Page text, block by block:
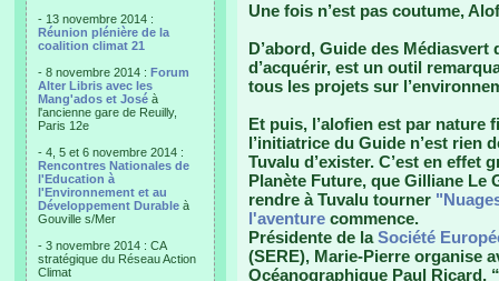
- 13 novembre 2014 :
Réunion plénière de la
coalition climat 21
- 8 novembre 2014 : Forum
Alter Libris avec les
Mang'ados et José à
l'ancienne gare de Reuilly,
Paris 12e
- 4, 5 et 6 novembre 2014 :
Rencontres Nationales de
l'Education à
l'Environnement et au
Développement Durable à
Gouville s/Mer
- 3 novembre 2014 : CA
stratégique du Réseau Action
Climat
Une fois n’est pas coutume,
D’abord, Guide des Médiasvert
d’acquérir, est un outil
tous les projets sur
Et puis, l’alofien est par nature
l’initiatrice du Guide n’est rien
Tuvalu d’exister. C’est en effet
Planète Future, que Gilliane
rendre à Tuvalu tourner
l'aventure commence.
Présidente de laSociété
(SERE), Marie-Pierre organise
Océanographique Paul Ricard,